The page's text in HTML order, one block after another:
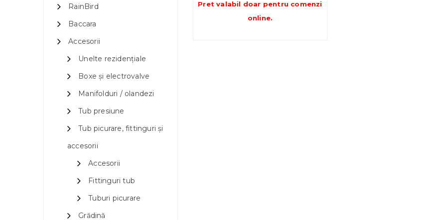
RainBird
Baccara
Accesorii
Unelte rezidențiale
Boxe și electrovalve
Manifolduri / olandezi
Tub presiune
Tub picurare, fittinguri și
accesorii
Accesorii
Fittinguri tub
Tuburi picurare
Grădină
Pret valabil doar pentru comenzi
online.